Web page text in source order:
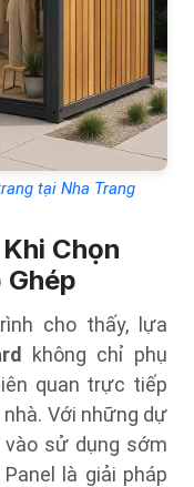
tại Nha Trang
Chọn
cho thấy, lựa
không chỉ phụ
quan trực tiếp
Với những dự
sử dụng sớm
là giải pháp